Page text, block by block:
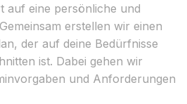
auf eine persönliche und
erstellen wir einen
der auf deine Bedürfnisse
ist. Dabei gehen wir
und Anforderungen